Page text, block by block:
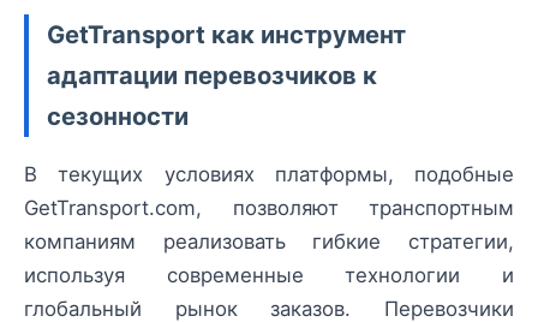
GetTransport как инструмент
адаптации перевозчиков к
сезонности
В текущих условиях платформы, подобные
GetTransport.com, позволяют транспортным
компаниям реализовать гибкие стратегии,
используя современные технологии и
глобальный рынок заказов. Перевозчики